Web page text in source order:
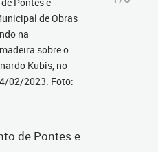
de Obras
na
sobre o
Kubis, no
02/2023. Foto:
de Pontes e